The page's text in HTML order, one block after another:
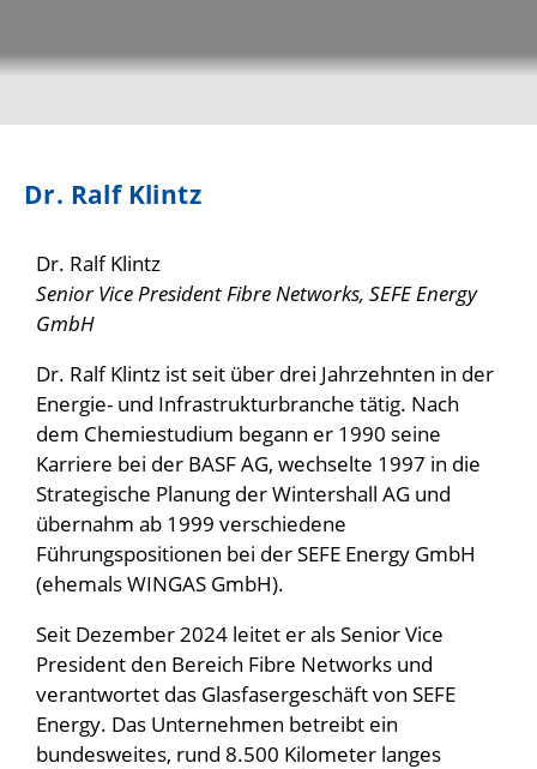
Dr. Ralf Klintz
Dr. Ralf Klintz
Senior Vice President Fibre Networks, SEFE Energy
GmbH
Dr. Ralf Klintz ist seit über drei Jahrzehnten in der
Energie- und Infrastrukturbranche tätig. Nach
dem Chemiestudium begann er 1990 seine
Karriere bei der BASF AG, wechselte 1997 in die
Strategische Planung der Wintershall AG und
übernahm ab 1999 verschiedene
Führungspositionen bei der SEFE Energy GmbH
(ehemals WINGAS GmbH).
Seit Dezember 2024 leitet er als Senior Vice
President den Bereich Fibre Networks und
verantwortet das Glasfasergeschäft von SEFE
Energy. Das Unternehmen betreibt ein
bundesweites, rund 8.500 Kilometer langes